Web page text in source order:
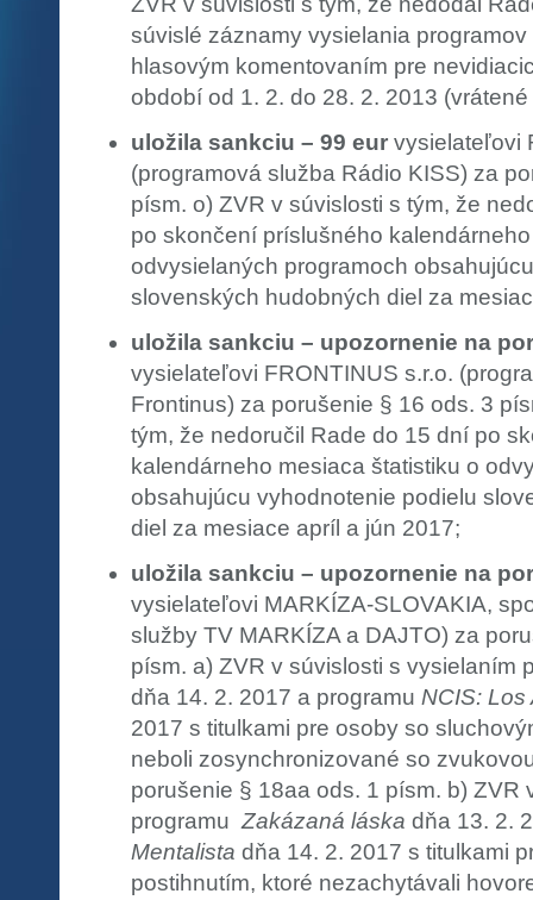
súvislé záznamy vysielania
hlasovým komentovaním pre
období od 1. 2. do 28. 2. 2013 (vrátené
uložila sankciu – 99 eurvysielateľovi
(programová služba Rádio KISS) za
písm. o) ZVR v súvislosti s tým, že
po skončení príslušného
odvysielaných programoch
slovenských hudobných diel za
uložila sankciu – upozornenie na
vysielateľovi FRONTINUS s.r.o.
Frontinus) za porušenie § 16 ods. 3
tým, že nedoručil Rade do 15 dní po
kalendárneho mesiaca štatistiku o
obsahujúcu vyhodnotenie podielu
diel za mesiace apríl a jún 2017;
uložila sankciu – upozornenie na
vysielateľovi MARKÍZA-SLOVAKIA,
služby TV MARKÍZA a DAJTO) za
písm. a) ZVR v súvislosti s vysielaním
dňa 14. 2. 2017 a programu NCIS: Los
2017 s titulkami pre osoby so
neboli zosynchronizované so
porušenie § 18aa ods. 1 písm. b) ZVR
programu Zakázaná láska dňa 13. 2.
Mentalista dňa 14. 2. 2017 s titulkami
postihnutím, ktoré nezachytávali